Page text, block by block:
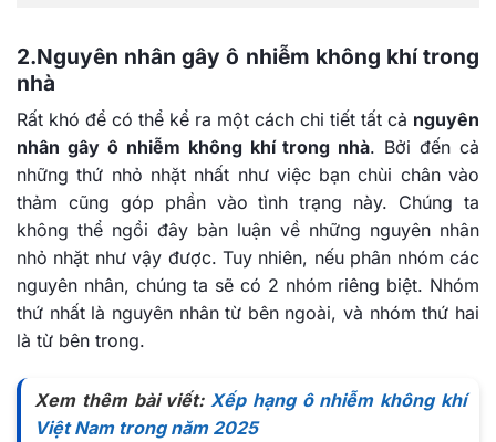
2.Nguyên nhân gây ô nhiễm không khí trong
nhà
Rất khó để có thể kể ra một cách chi tiết tất cả nguyên
nhân gây ô nhiễm không khí trong nhà. Bởi đến cả
những thứ nhỏ nhặt nhất như việc bạn chùi chân vào
thảm cũng góp phần vào tình trạng này. Chúng ta
không thể ngồi đây bàn luận về những nguyên nhân
nhỏ nhặt như vậy được. Tuy nhiên, nếu phân nhóm các
nguyên nhân, chúng ta sẽ có 2 nhóm riêng biệt. Nhóm
thứ nhất là nguyên nhân từ bên ngoài, và nhóm thứ hai
là từ bên trong.
Xem thêm bài viết:Xếp hạng ô nhiễm không khí
Việt Nam trong năm 2025